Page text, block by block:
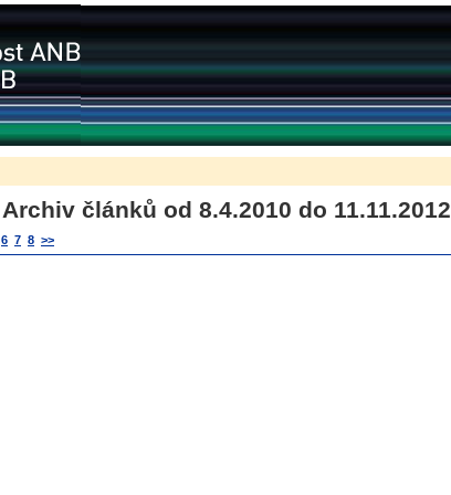
Archiv článků od 8.4.2010 do 11.11.2012
6 7 8 >>